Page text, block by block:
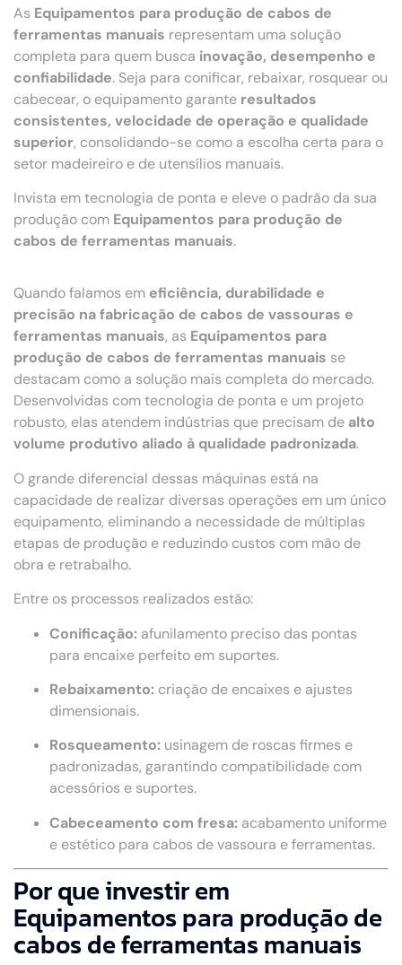
As Equipamentos para produção de cabos de
ferramentas manuais representam uma solução
completa para quem busca inovação, desempenho e
confiabilidade. Seja para conificar, rebaixar, rosquear ou
cabecear, o equipamento garante resultados
consistentes, velocidade de operação e qualidade
superior, consolidando-se como a escolha certa para o
setor madeireiro e de utensílios manuais.
Invista em tecnologia de ponta e eleve o padrão da sua
produção com Equipamentos para produção de
cabos de ferramentas manuais.
Quando falamos em eficiência, durabilidade e
precisão na fabricação de cabos de vassouras e
ferramentas manuais, as Equipamentos para
produção de cabos de ferramentas manuais se
destacam como a solução mais completa do mercado.
Desenvolvidas com tecnologia de ponta e um projeto
robusto, elas atendem indústrias que precisam de alto
volume produtivo aliado à qualidade padronizada.
O grande diferencial dessas máquinas está na
capacidade de realizar diversas operações em um único
equipamento, eliminando a necessidade de múltiplas
etapas de produção e reduzindo custos com mão de
obra e retrabalho.
Entre os processos realizados estão:
Conificação: afunilamento preciso das pontas
para encaixe perfeito em suportes.
Rebaixamento: criação de encaixes e ajustes
dimensionais.
Rosqueamento: usinagem de roscas firmes e
padronizadas, garantindo compatibilidade com
acessórios e suportes.
Cabeceamento com fresa: acabamento uniforme
e estético para cabos de vassoura e ferramentas.
Por que investir em
Equipamentos para produção de
cabos de ferramentas manuais